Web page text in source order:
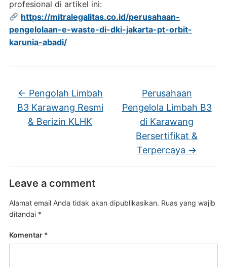
profesional di artikel ini:
https://mitralegalitas.co.id/perusahaan-
pengelolaan-e-waste-di-dki-jakarta-pt-orbit-
karunia-abadi/
← Pengolah Limbah
B3 Karawang Resmi
& Berizin KLHK
Perusahaan
Pengelola Limbah B3
di Karawang
Bersertifikat &
Terpercaya →
Leave a comment
Alamat email Anda tidak akan dipublikasikan. Ruas yang wajib
ditandai *
Komentar *